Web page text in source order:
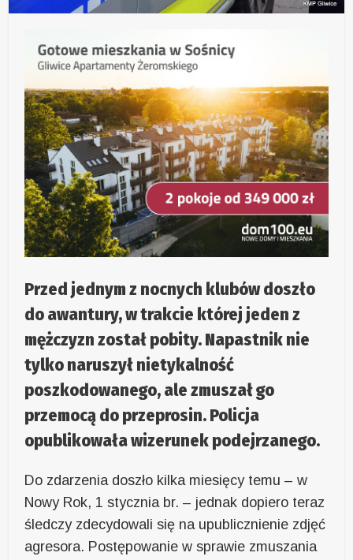
Przed jednym z nocnych klubów doszło
do awantury, w trakcie której jeden z
mężczyzn został pobity. Napastnik nie
tylko naruszył nietykalność
poszkodowanego, ale zmuszał go
przemocą do przeprosin. Policja
opublikowała wizerunek podejrzanego.
Do zdarzenia doszło kilka miesięcy temu – w
Nowy Rok, 1 stycznia br. – jednak dopiero teraz
śledczy zdecydowali się na upublicznienie zdjęć
agresora. Postępowanie w sprawie zmuszania